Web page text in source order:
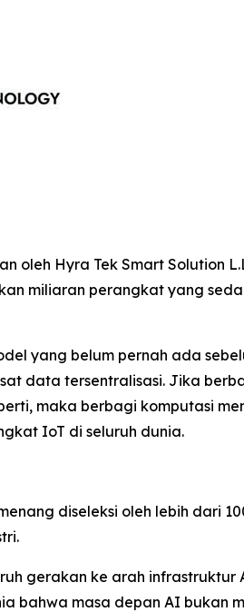
Hyra Tek Smart Solution
miliaran perangkat yang
yang belum pernah ada
data tersentralisasi. Jika
maka berbagi komputasi
IoT di seluruh dunia.
diseleksi oleh lebih dari
gerakan ke arah
bahwa masa depan AI bukan